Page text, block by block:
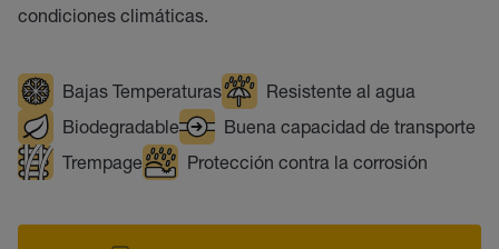
condiciones climáticas.
Bajas Temperaturas
Resistente al agua
Biodegradable
Buena capacidad de transporte
Trempage
Protección contra la corrosión